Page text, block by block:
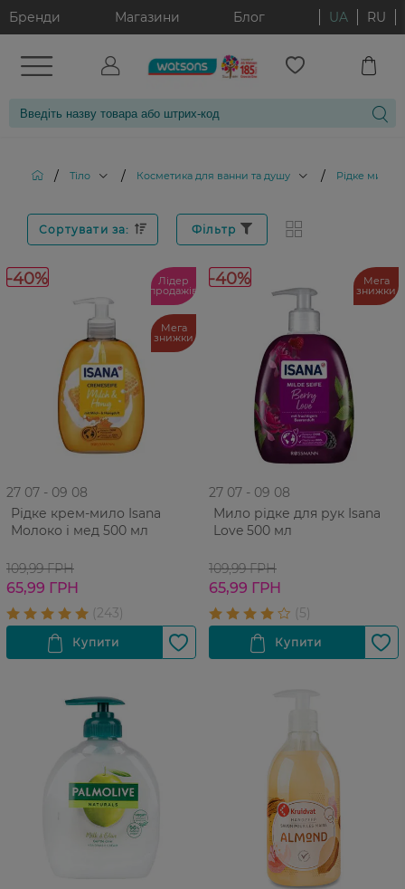
Бренди Магазини Блог UA RU
/ Тіло / Косметика для ванни та душу / Рідке мило
Сортувати за: Фільтр
-40% Лідер
продажів
Мега
знижки
27 07 - 09 08
Рідке крем-мило Isana
Молоко і мед 500 мл
109,99 ГРН
65,99 ГРН
-40% Мега
знижки
27 07 - 09 08
Мило рідке для рук Isana
Love 500 мл
109,99 ГРН
65,99 ГРН